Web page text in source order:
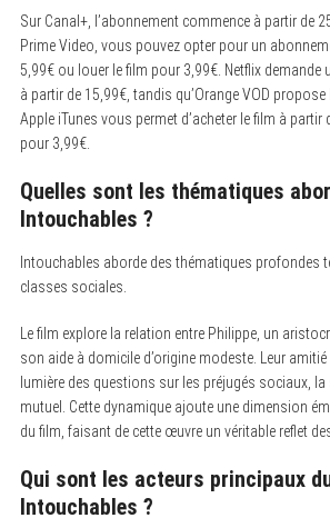
Sur Canal+, l’abonnement commence à partir de
Prime Video, vous pouvez opter pour un
5,99€ ou louer le film pour 3,99€. Netflix demande
à partir de 15,99€, tandis qu’Orange VOD
Apple iTunes vous permet d’acheter le film à partir
pour 3,99€.
Quelles sont les thématiques
Intouchables ?
Intouchables aborde des thématiques profondes
classes sociales.
Le film explore la relation entre Philippe, un
son aide à domicile d’origine modeste. Leur
lumière des questions sur les préjugés sociaux,
mutuel. Cette dynamique ajoute une dimension
du film, faisant de cette œuvre un véritable reflet
Qui sont les acteurs principaux
Intouchables ?